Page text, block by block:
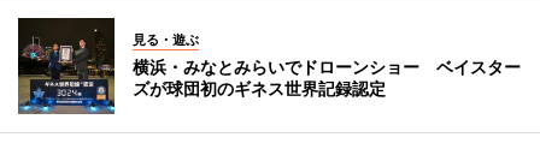
見る・遊ぶ
横浜・みなとみらいでドローンショー ベイスター
ズが球団初のギネス世界記録認定